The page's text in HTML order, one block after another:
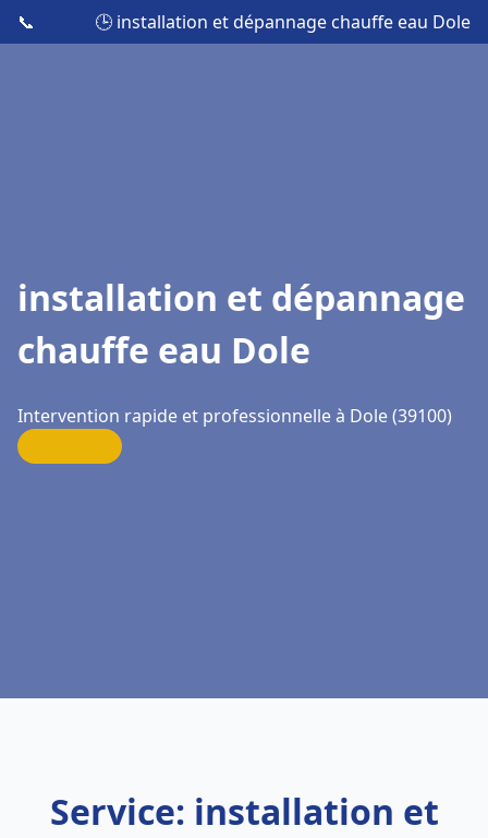
📞 🕒 installation et dépannage chauffe eau Dole
installation et dépannage
chauffe eau Dole
Intervention rapide et professionnelle à Dole (39100)
Service: installation et